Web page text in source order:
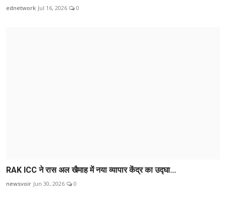
ednetwork Jul 16, 2026 0
RAK ICC ने रास अल खैमाह में नया व्यापार केंद्र का उद्घा...
newsvoir Jun 30, 2026 0